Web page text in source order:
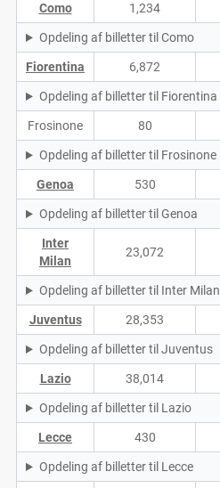
Como 1,234
Opdeling af billetter til Como
Fiorentina 6,872
Opdeling af billetter til Fiorentina
Frosinone 80
Opdeling af billetter til Frosinone
Genoa 530
Opdeling af billetter til Genoa
Inter
Milan
23,072
Opdeling af billetter til Inter Milan
Juventus 28,353
Opdeling af billetter til Juventus
Lazio 38,014
Opdeling af billetter til Lazio
Lecce 430
Opdeling af billetter til Lecce